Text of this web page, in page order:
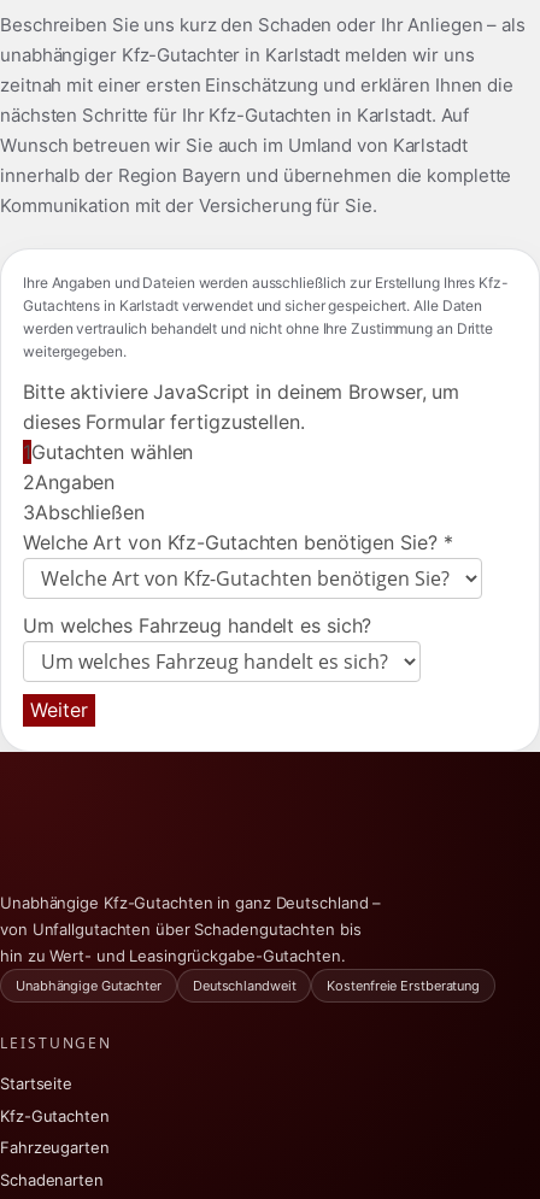
Beschreiben Sie uns kurz den Schaden oder Ihr Anliegen – als
unabhängiger Kfz-Gutachter in Karlstadt melden wir uns
zeitnah mit einer ersten Einschätzung und erklären Ihnen die
nächsten Schritte für Ihr Kfz-Gutachten in Karlstadt. Auf
Wunsch betreuen wir Sie auch im Umland von Karlstadt
innerhalb der Region Bayern und übernehmen die komplette
Kommunikation mit der Versicherung für Sie.
Ihre Angaben und Dateien werden ausschließlich zur Erstellung Ihres Kfz-
Gutachtens in Karlstadt verwendet und sicher gespeichert. Alle Daten
werden vertraulich behandelt und nicht ohne Ihre Zustimmung an Dritte
weitergegeben.
Bitte aktiviere JavaScript in deinem Browser, um
dieses Formular fertigzustellen.
1Gutachten wählen
2Angaben
3Abschließen
Welche Art von Kfz-Gutachten benötigen Sie? *
Um welches Fahrzeug handelt es sich?
Weiter
Unabhängige Kfz-Gutachten in ganz Deutschland –
von Unfallgutachten über Schadengutachten bis
hin zu Wert- und Leasingrückgabe-Gutachten.
Unabhängige Gutachter Deutschlandweit Kostenfreie Erstberatung
LEISTUNGEN
Startseite
Kfz-Gutachten
Fahrzeugarten
Schadenarten